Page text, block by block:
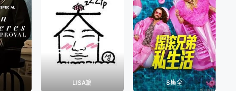
20251205(超前探班)20251130(加更版) 20251129
加更版) 20251115 20251110 20251109(特别企划)
超前探班)20251026(特别企划) 20251025 20251024(超前探班)
加更版) 20251011 20251010(超前探班)20251005(特别企划)
LISA篇 8集全